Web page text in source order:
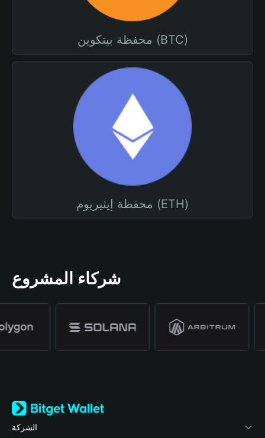
محفظة بيتكوين (BTC)
محفظة إيثيريوم (ETH)
شركاء المشروع
الشركة